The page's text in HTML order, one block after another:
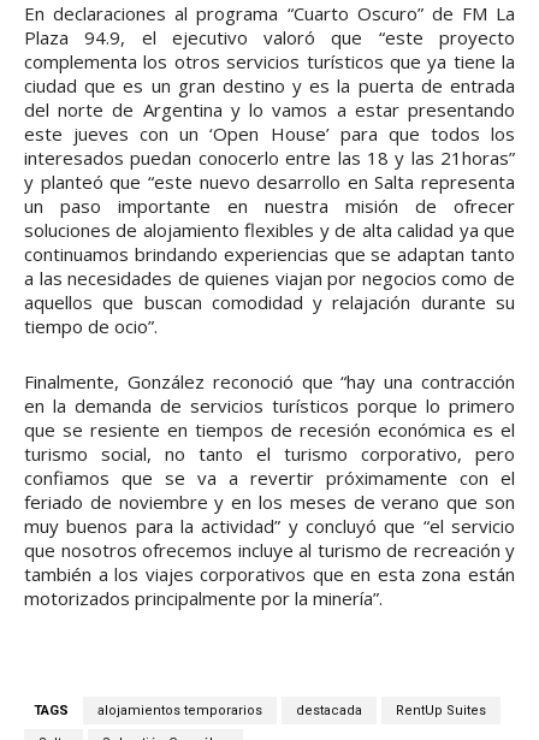
En declaraciones al programa “Cuarto Oscuro” de FM La
Plaza 94.9, el ejecutivo valoró que “este proyecto
complementa los otros servicios turísticos que ya tiene la
ciudad que es un gran destino y es la puerta de entrada
del norte de Argentina y lo vamos a estar presentando
este jueves con un ‘Open House’ para que todos los
interesados puedan conocerlo entre las 18 y las 21horas”
y planteó que “este nuevo desarrollo en Salta representa
un paso importante en nuestra misión de ofrecer
soluciones de alojamiento flexibles y de alta calidad ya que
continuamos brindando experiencias que se adaptan tanto
a las necesidades de quienes viajan por negocios como de
aquellos que buscan comodidad y relajación durante su
tiempo de ocio”.
Finalmente, González reconoció que “hay una contracción
en la demanda de servicios turísticos porque lo primero
que se resiente en tiempos de recesión económica es el
turismo social, no tanto el turismo corporativo, pero
confiamos que se va a revertir próximamente con el
feriado de noviembre y en los meses de verano que son
muy buenos para la actividad” y concluyó que “el servicio
que nosotros ofrecemos incluye al turismo de recreación y
también a los viajes corporativos que en esta zona están
motorizados principalmente por la minería”.
TAGS alojamientos temporarios destacada RentUp Suites